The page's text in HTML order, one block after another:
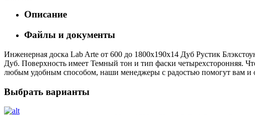
Описание
Файлы и документы
Инженерная доска Lab Arte от 600 до 1800х190х14 Дуб Рустик
Дуб. Поверхность имеет Темный тон и тип фаски четырехсторонняя.
любым удобным способом, наши менеджеры с радостью помогут вам и
Выбрать варианты